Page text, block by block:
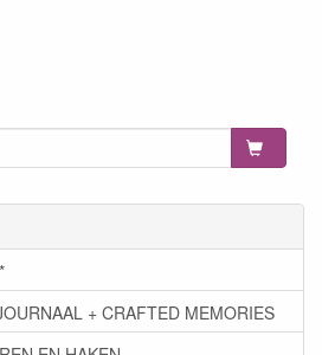
+ CRAFTED MEMORIES